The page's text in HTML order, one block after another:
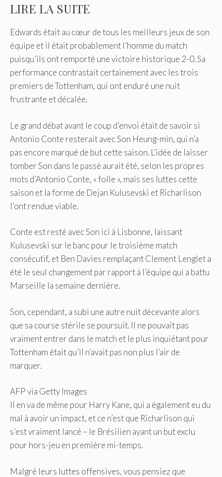
LIRE LA SUITE
Edwards était au cœur de tous les meilleurs jeux de son
équipe et il était probablement l’homme du match
puisqu’ils ont remporté une victoire historique 2-0. Sa
performance contrastait certainement avec les trois
premiers de Tottenham, qui ont enduré une nuit
frustrante et décalée.
Le grand débat avant le coup d’envoi était de savoir si
Antonio Conte resterait avec Son Heung-min, qui n’a
pas encore marqué de but cette saison. L’idée de laisser
tomber Son dans le passé aurait été, selon les propres
mots d’Antonio Conte, « folle », mais ses luttes cette
saison et la forme de Dejan Kulusevski et Richarlison
l’ont rendue viable.
Conte est resté avec Son ici à Lisbonne, laissant
Kulusevski sur le banc pour le troisième match
consécutif, et Ben Davies remplaçant Clement Lenglet a
été le seul changement par rapport à l’équipe qui a battu
Marseille la semaine dernière.
Son, cependant, a subi une autre nuit décevante alors
que sa course stérile se poursuit. Il ne pouvait pas
vraiment entrer dans le match et le plus inquiétant pour
Tottenham était qu’il n’avait pas non plus l’air de
marquer.
AFP via Getty Images
Il en va de même pour Harry Kane, qui a également eu du
mal à avoir un impact, et ce n’est que Richarlison qui
s’est vraiment lancé – le Brésilien ayant un but exclu
pour hors-jeu en première mi-temps.
Malgré leurs luttes offensives, vous pensiez que